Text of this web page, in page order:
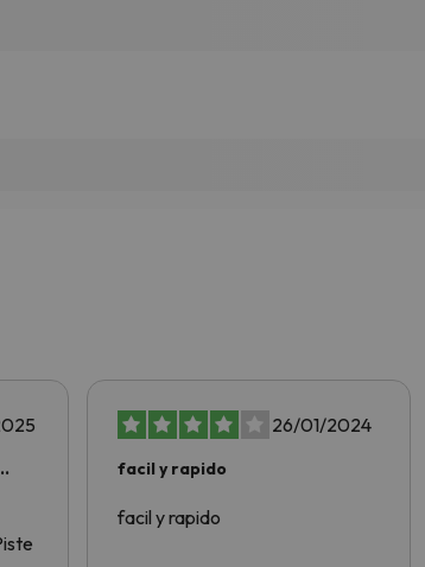
26/01/2024
facil y rapido
facil y rapido